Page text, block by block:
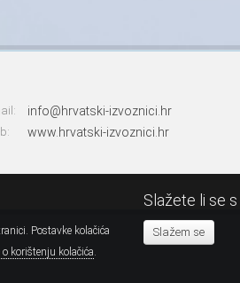
info@hrvatski-izvoznici.hr
www.hrvatski-izvoznici.hr
Postavke kolačića
o korištenju kolačića
Slažete li se
Slažem se